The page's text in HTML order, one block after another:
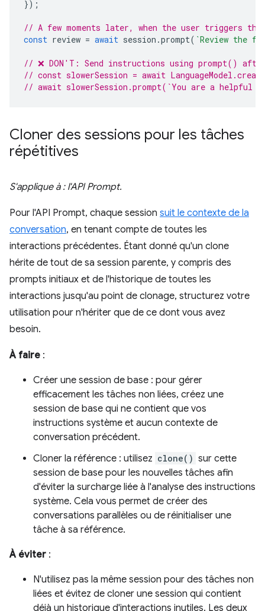
});
// A few moments later, when the user triggers
const review = await session .prompt( `Review the
// ❌ DON'T: Send instructions using prompt()
// const slowerSession = await
// await slowerSession.prompt(`You are a helpful
Cloner des sessions pour les tâches
répétitives
S'applique à : l'API Prompt.
Pour l'API Prompt, chaque session suit le contexte de la
conversation, en tenant compte de toutes les
interactions précédentes. Étant donné qu'un clone
hérite de tout de sa session parente, y compris des
prompts initiaux et de l'historique de toutes les
interactions jusqu'au point de clonage, structurez votre
utilisation pour n'hériter que de ce dont vous avez
besoin.
À faire :
Créer une session de base : pour gérer
efficacement les tâches non liées, créez une
session de base qui ne contient que vos
instructions système et aucun contexte de
conversation précédent.
Cloner la référence : utilisez clone() sur cette
session de base pour les nouvelles tâches afin
d'éviter la surcharge liée à l'analyse des instructions
système. Cela vous permet de créer des
conversations parallèles ou de réinitialiser une
tâche à sa référence.
À éviter :
N'utilisez pas la même session pour des tâches non
liées et évitez de cloner une session qui contient
déjà un historique d'interactions inutiles. Les deux